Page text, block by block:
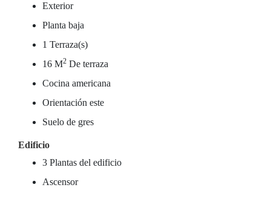
Exterior
Planta baja
1 Terraza(s)
16 M2 De terraza
Cocina americana
Orientación este
Suelo de gres
Edificio
3 Plantas del edificio
Ascensor